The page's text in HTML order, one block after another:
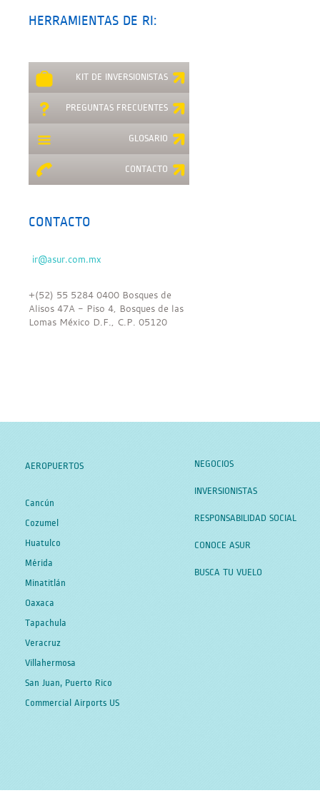
HERRAMIENTAS DE RI:
KIT DE INVERSIONISTAS
PREGUNTAS FRECUENTES
GLOSARIO
CONTACTO
CONTACTO
+(52) 55 5284 0400 Bosques de
Alisos 47A - Piso 4, Bosques de las
Lomas México D.F., C.P. 05120
AEROPUERTOS
Cancún
Cozumel
Huatulco
Mérida
Minatitlán
Oaxaca
Tapachula
Veracruz
Villahermosa
San Juan, Puerto Rico
Commercial Airports US
NEGOCIOS
INVERSIONISTAS
RESPONSABILIDAD SOCIAL
CONOCE ASUR
BUSCA TU VUELO